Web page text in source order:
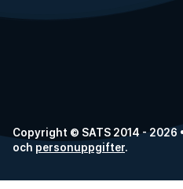
Copyright © SATS 2014 - 2026
och personuppgifter.